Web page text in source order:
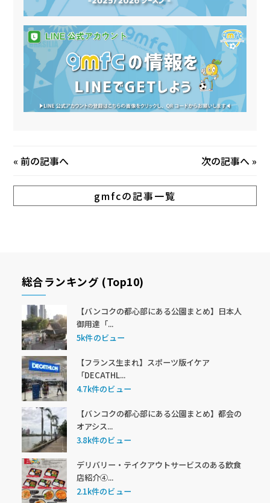
«前の記事へ 次の記事へ »
gmfcの記事一覧
総合ランキング (Top10)
【バンコクの都心部にある公園まとめ】日本人
御用達「...
5k件のビュー
【フランス生まれ】スポーツ版イケア
「DECATHL...
4.7k件のビュー
【バンコクの都心部にある公園まとめ】都会の
オアシス...
3.8k件のビュー
デリバリー・テイクアウトサービスのある飲食
店紹介④...
2.1k件のビュー